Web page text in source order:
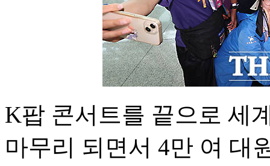
K팝 콘서트를 끝으로 세
마무리 되면서 4만 여 대